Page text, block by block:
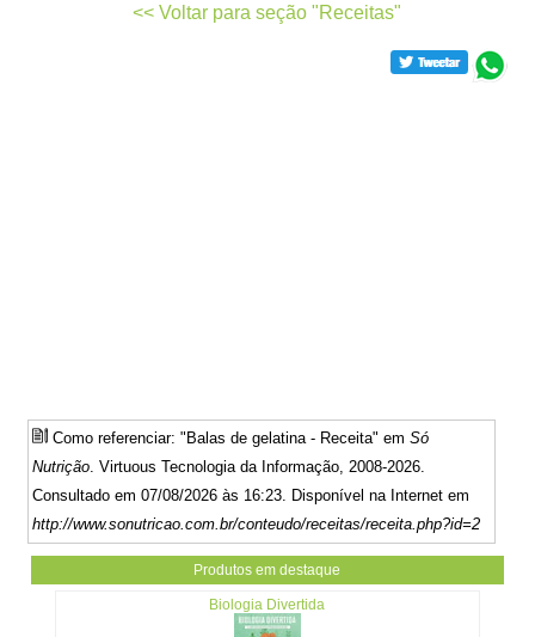
<< Voltar para seção "Receitas"
Como referenciar: "Balas de gelatina - Receita" emSó
Nutrição. Virtuous Tecnologia da Informação, 2008-2026.
Consultado em 07/08/2026 às 16:23. Disponível na Internet em
http://www.sonutricao.com.br/conteudo/receitas/receita.php?id=2
Produtos em destaque
Biologia Divertida